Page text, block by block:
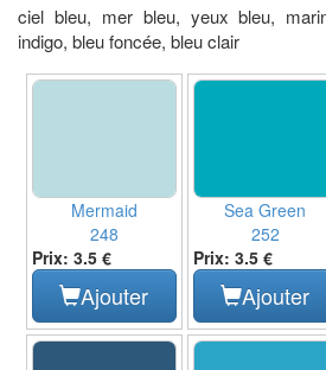
ciel bleu, mer bleu, yeux bleu,
indigo, bleu foncée, bleu clair
Mermaid
248
Prix: 3.5 €
Ajouter
Sea Green
252
Prix: 3.5 €
Ajouter